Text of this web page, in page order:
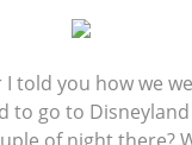
I told you how we
to go to